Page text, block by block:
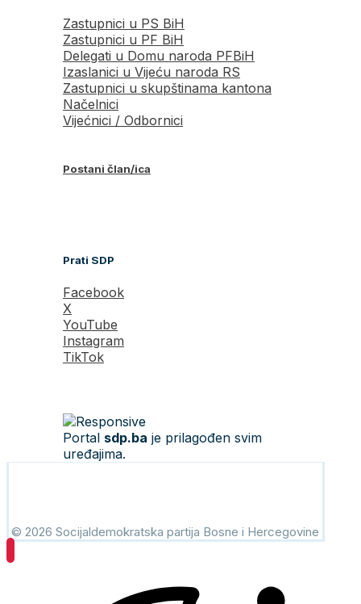
Zastupnici u PS BiH
Zastupnici u PF BiH
Delegati u Domu naroda PFBiH
Izaslanici u Vijeću naroda RS
Zastupnici u skupštinama kantona
Načelnici
Vijećnici / Odbornici
Postani član/ica
Prati SDP
Facebook
X
YouTube
Instagram
TikTok
Portal sdp.ba je prilagođen svim
uređajima.
© 2026 Socijaldemokratska partija Bosne i Hercegovine